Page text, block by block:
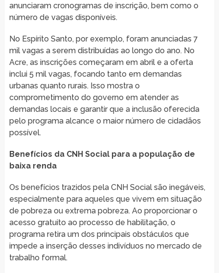
anunciaram cronogramas de inscrição, bem como o
número de vagas disponíveis.
No Espírito Santo, por exemplo, foram anunciadas 7
mil vagas a serem distribuídas ao longo do ano. No
Acre, as inscrições começaram em abril e a oferta
inclui 5 mil vagas, focando tanto em demandas
urbanas quanto rurais. Isso mostra o
comprometimento do governo em atender as
demandas locais e garantir que a inclusão oferecida
pelo programa alcance o maior número de cidadãos
possível.
Benefícios da CNH Social para a população de
baixa renda
Os benefícios trazidos pela CNH Social são inegáveis,
especialmente para aqueles que vivem em situação
de pobreza ou extrema pobreza. Ao proporcionar o
acesso gratuito ao processo de habilitação, o
programa retira um dos principais obstáculos que
impede a inserção desses indivíduos no mercado de
trabalho formal.